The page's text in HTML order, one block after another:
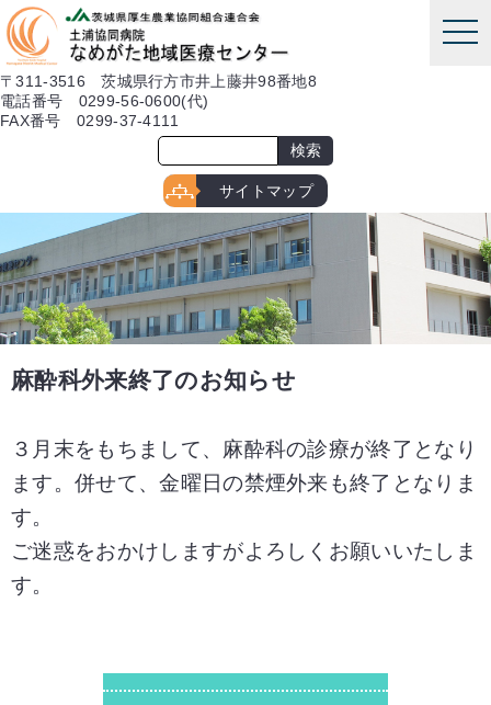
本文へ
〒311-3516 茨城県行方市井上藤井98番地8
電話番号 0299-56-0600(代)
FAX番号 0299-37-4111
サイトマップ
麻酔科外来終了のお知らせ
３月末をもちまして、麻酔科の診療が終了となり
ます。併せて、金曜日の禁煙外来も終了となりま
す。
ご迷惑をおかけしますがよろしくお願いいたしま
す。